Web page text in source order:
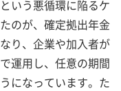
いう悪循環に陥るケ
のが、確定拠出年金
り、企業や加入者が
運用し、任意の期間
になっています。た